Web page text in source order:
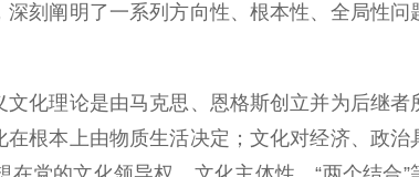
刻阐明了一系列方向性、根本性、全局性问
化理论是由马克思、恩格斯创立并为后继者
根本上由物质生活决定；文化对经济、政治